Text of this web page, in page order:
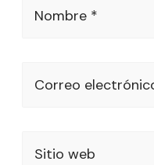
Nombre *
Correo
Sitio web